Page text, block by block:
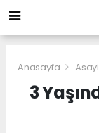
Anasayfa
3